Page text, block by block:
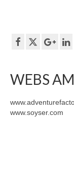
WEBS
www.soyser.com